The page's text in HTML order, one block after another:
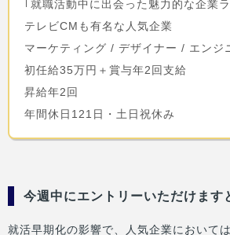
｢就職活動中に出会った魅力的な企業
テレビCMも有名な人気企業
マーケティング / デザイナー / エンジ
初任給35万円＋賞与年2回支給
昇給年2回
年間休日121日・土日祝休み
今週中にエントリーいただけます
就活早期化の影響で、人気企業において